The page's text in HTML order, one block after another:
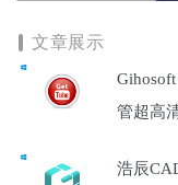
文章展示
管超高
浩辰